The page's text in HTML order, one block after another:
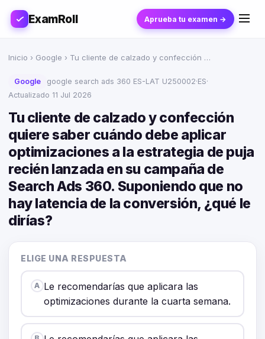
ExamRoll Aprueba tu examen →
Inicio › Google › Tu cliente de calzado y confección …
Google google search ads 360 ES-LAT U250002·ES·
Actualizado 11 Jul 2026
Tu cliente de calzado y confección
quiere saber cuándo debe aplicar
optimizaciones a la estrategia de puja
recién lanzada en su campaña de
Search Ads 360. Suponiendo que no
hay latencia de la conversión, ¿qué le
dirías?
ELIGE UNA RESPUESTA
A Le recomendarías que aplicara las
optimizaciones durante la cuarta semana.